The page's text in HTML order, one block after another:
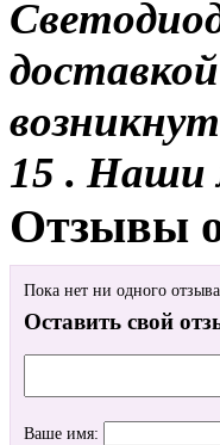
15 . Наши
Отзывы
Пока нет ни одного отзыва
Оставить свой
Ваше имя: